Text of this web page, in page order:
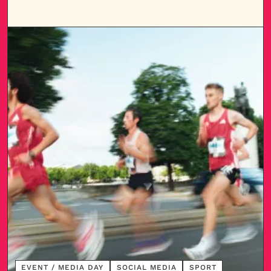
DÉCOUVRIR SPORT
SOCIAL MEDIA
EVENT / MEDIA DAY